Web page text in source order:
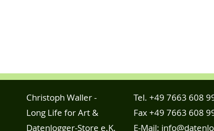
Christoph Waller -
Long Life for Art &
Datenlogger-Store e.K.
Tel. +49 7663 608
Fax +49 7663 608
E-Mail: